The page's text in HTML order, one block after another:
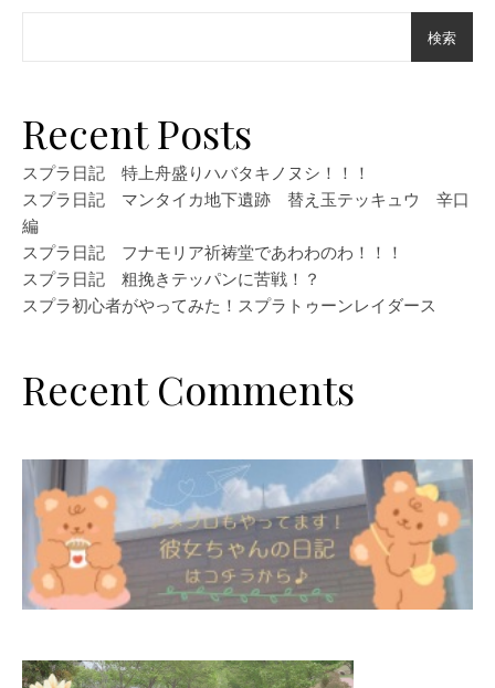
検索
Recent Posts
スプラ日記 特上舟盛りハバタキノヌシ！！！
スプラ日記 マンタイカ地下遺跡 替え玉テッキュウ 辛口
編
スプラ日記 フナモリア祈祷堂であわわのわ！！！
スプラ日記 粗挽きテッパンに苦戦！？
スプラ初心者がやってみた！スプラトゥーンレイダース
Recent Comments